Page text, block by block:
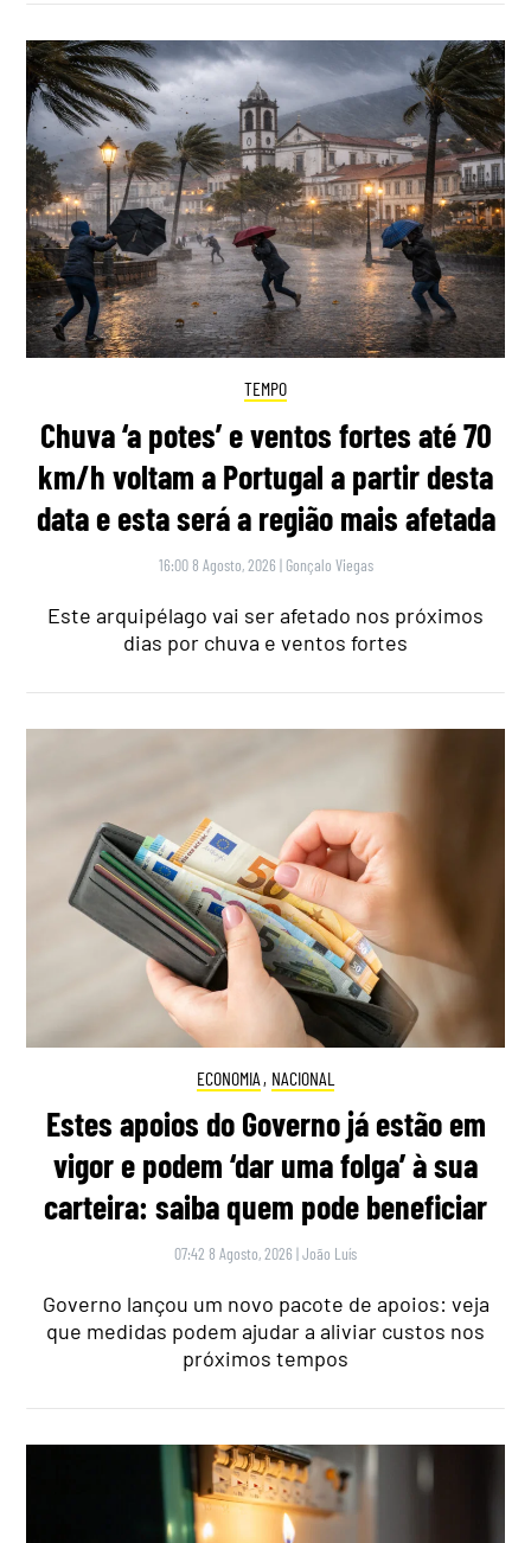
TEMPO
Chuva ‘a potes’ e ventos fortes até 70
km/h voltam a Portugal a partir desta
data e esta será a região mais afetada
16:00 8 Agosto, 2026 | Gonçalo Viegas
Este arquipélago vai ser afetado nos próximos
dias por chuva e ventos fortes
ECONOMIA , NACIONAL
Estes apoios do Governo já estão em
vigor e podem ‘dar uma folga’ à sua
carteira: saiba quem pode beneficiar
07:42 8 Agosto, 2026 |João Luís
Governo lançou um novo pacote de apoios: veja
que medidas podem ajudar a aliviar custos nos
próximos tempos